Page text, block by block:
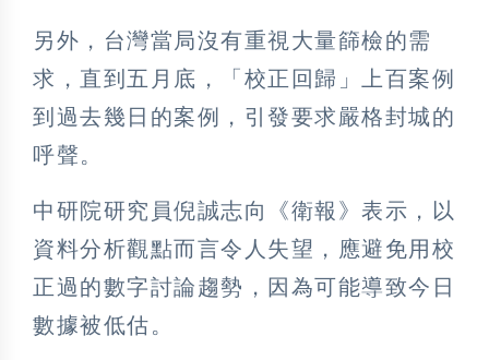
另外，台灣當局沒有重視大量篩檢的需
求，直到五月底，「校正回歸」上百案例
到過去幾日的案例，引發要求嚴格封城的
呼聲。
中研院研究員倪誠志向《衛報》表示，以
資料分析觀點而言令人失望，應避免用校
正過的數字討論趨勢，因為可能導致今日
數據被低估。